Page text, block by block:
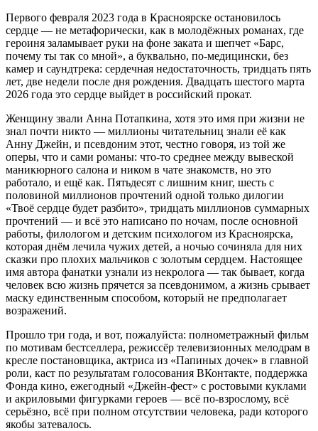
Первого февраля 2023 года в Красноярске остановилось
сердце — не метафорически, как в молодёжных романах, где
героиня заламывает руки на фоне заката и шепчет «Барс,
почему ты так со мной», а буквально, по-медицински, без
камер и саундтрека: сердечная недостаточность, тридцать пять
лет, две недели после дня рождения. Двадцать шестого марта
2026 года это сердце выйдет в российский прокат.
Женщину звали Анна Потапкина, хотя это имя при жизни не
знал почти никто — миллионы читательниц знали её как
Анну Джейн, и псевдоним этот, честно говоря, из той же
оперы, что и сами романы: что-то среднее между вывеской
маникюрного салона и ником в чате знакомств, но это
работало, и ещё как. Пятьдесят с лишним книг, шесть с
половиной миллионов прочтений одной только дилогии
«Твоё сердце будет разбито», тридцать миллионов суммарных
прочтений — и всё это написано по ночам, после основной
работы, филологом и детским психологом из Красноярска,
которая днём лечила чужих детей, а ночью сочиняла для них
сказки про плохих мальчиков с золотым сердцем. Настоящее
имя автора фанатки узнали из некролога — так бывает, когда
человек всю жизнь прячется за псевдонимом, а жизнь срывает
маску единственным способом, который не предполагает
возражений.
Прошло три года, и вот, пожалуйста: полнометражный фильм
по мотивам бестселлера, режиссёр телевизионных мелодрам в
кресле постановщика, актриса из «Папиных дочек» в главной
роли, каст по результатам голосования ВКонтакте, поддержка
Фонда кино, ежегодный «Джейн-фест» с ростовыми куклами
и акриловыми фигурками героев — всё по-взрослому, всё
серьёзно, всё при полном отсутствии человека, ради которого
якобы затевалось.